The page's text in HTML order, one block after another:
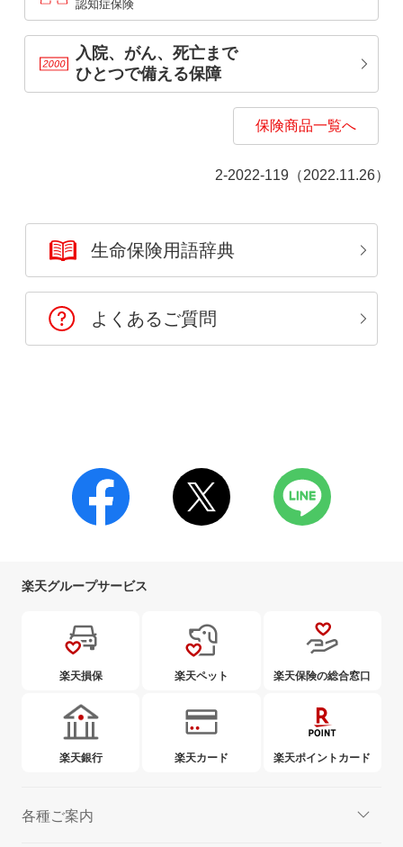
認知症保険
入院、がん、死亡まで
ひとつで備える保障
保険商品一覧へ
2-2022-119（2022.11.26）
生命保険用語辞典
よくあるご質問
楽天グループサービス
楽天損保 楽天ペット 楽天保険の総合窓口
楽天銀行 楽天カード 楽天ポイントカード
各種ご案内